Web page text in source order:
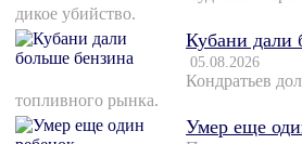
дикое убийство.
Кубани дали
05.08.2026
Кондратьев
топливного рынка.
Умер еще